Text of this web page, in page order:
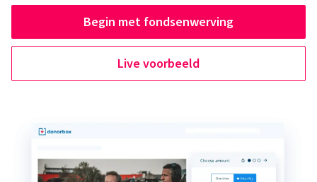
Begin met fondsenwerving
Live voorbeeld